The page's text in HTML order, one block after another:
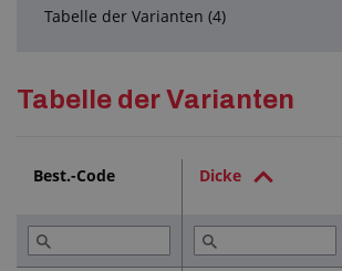
Wirkung als Schall-, Wärme- und
Beständigkeit gegen mechanische
Tabelle der Varianten (4)
Tabelle der Varianten
Best.-Code Dicke